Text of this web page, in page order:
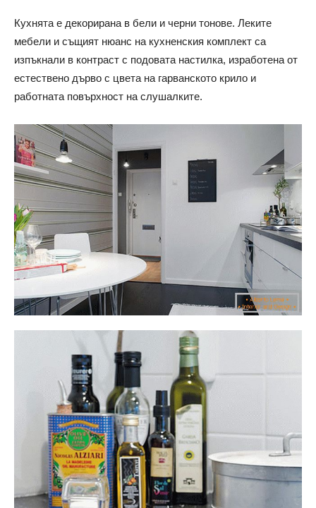
Кухнята е декорирана в бели и черни тонове. Леките
мебели и същият нюанс на кухненския комплект са
изпъкнали в контраст с подовата настилка, изработена от
естествено дърво с цвета на гарванското крило и
работната повърхност на слушалките.